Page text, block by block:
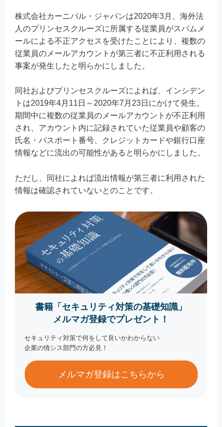
株式会社カーニバル・ジャパンは2020年3月、海外法
人のプリンセスクルーズに所属する従業員がスパムメ
ールによる不正アクセスを受けたことにより、複数の
従業員のメールアカウントが第三者に不正利用される
事案が発生したと明らかにしました。
同社およびプリンセスクルーズによれば、インシデン
トは2019年4月11日～2020年7月23日にかけて発生。
期間中に複数の従業員のメールアカウントが不正利用
され、アカウント内に記録されていた従業員や顧客の
氏名・パスポート番号、クレジットカードや銀行口座
情報などに流出の可能性があると明らかにしました。
ただし、同社によれば流出情報が第三者に利用された
情報は確認されていないとのことです。
書籍「セキュリティ対策の基礎知識」
メルマガ登録でプレゼント！
セキュリティ対策で何をして良いかわからない
企業の情シス部門の方必見！
メルマガ登録はこちらから